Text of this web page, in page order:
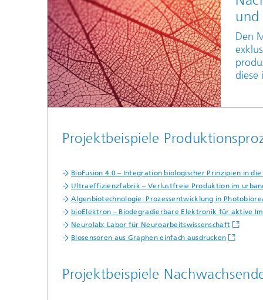
und
Den
diese
Projektbeispiele
BioFusion 4.0 – Integration biologischer Prinzipien in
Ultraeffizienzfabrik – Verlustfreie Produktion im
Algenbiotechnologie: Prozessentwicklung in
bioElektron – Biodegradierbare Elektronik für aktive
Neurolab: Labor für Neuroarbeits­wissenschaft
Biosensoren aus Graphen einfach ausdrucken
Projektbeispiele